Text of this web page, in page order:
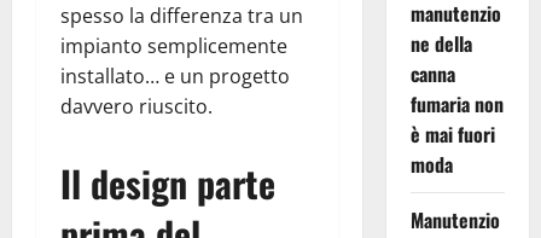
spesso la differenza tra un
impianto semplicemente
installato… e un progetto
davvero riuscito.
Il design parte
manutenzio
ne della
canna
fumaria non
è mai fuori
moda
Manutenzio